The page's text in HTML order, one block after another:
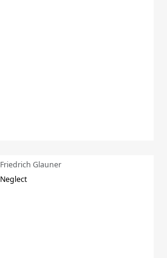
Friedrich Glauner
Neglect